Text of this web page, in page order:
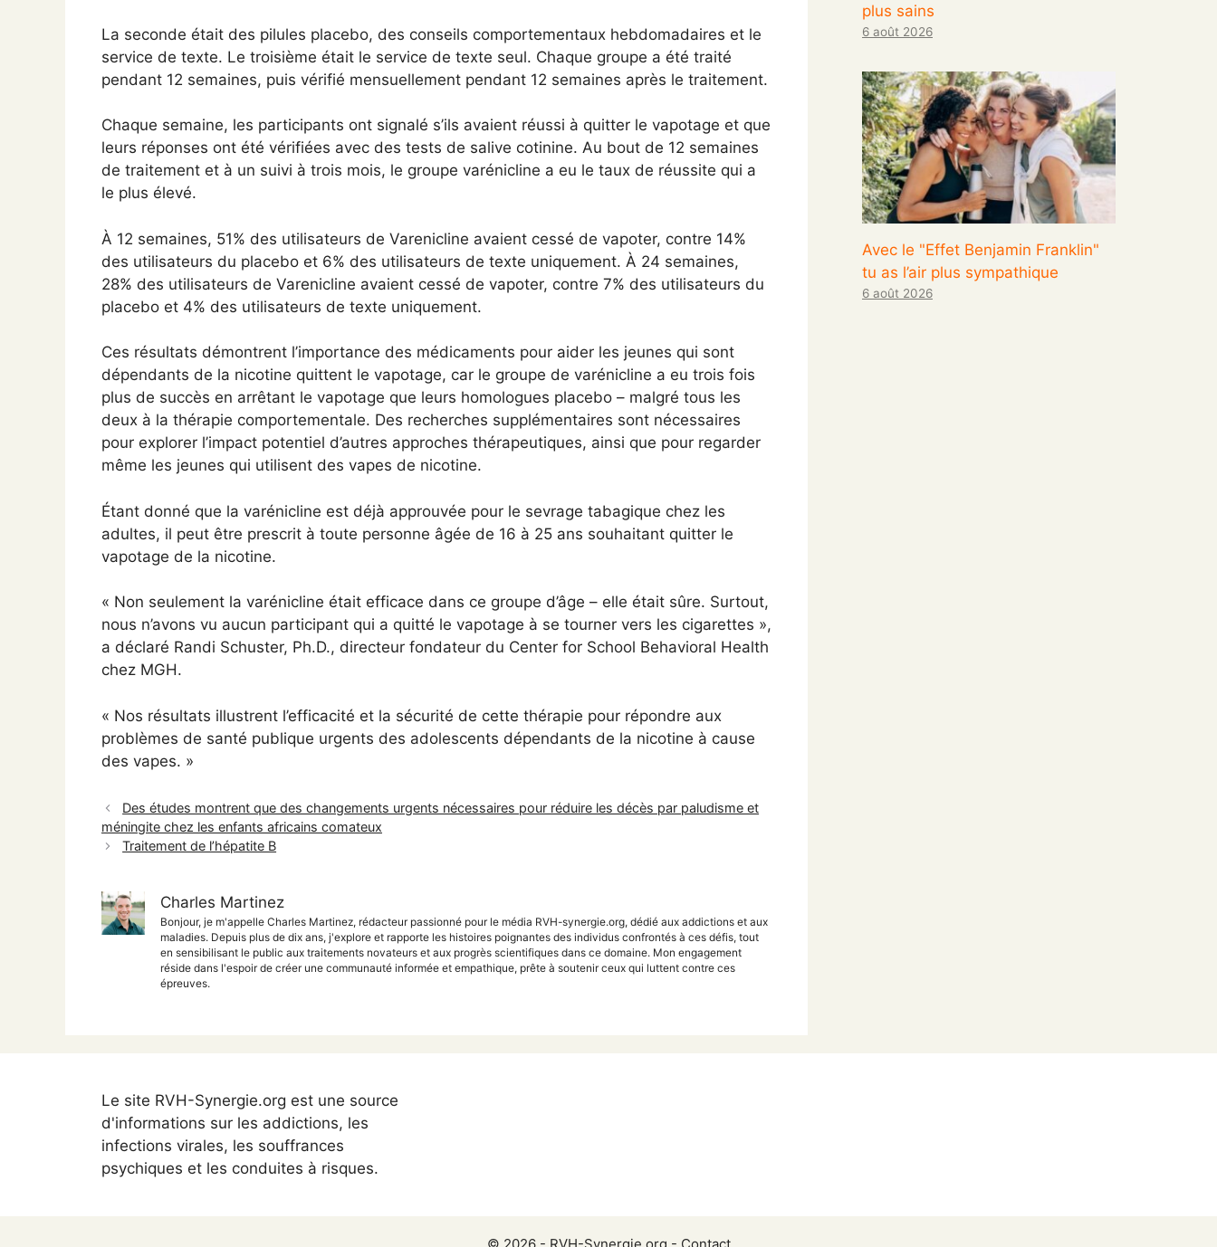
La seconde était des pilules placebo, des conseils comportementaux hebdomadaires et le
service de texte. Le troisième était le service de texte seul. Chaque groupe a été traité
pendant 12 semaines, puis vérifié mensuellement pendant 12 semaines après le traitement.
Chaque semaine, les participants ont signalé s’ils avaient réussi à quitter le vapotage et que
leurs réponses ont été vérifiées avec des tests de salive cotinine. Au bout de 12 semaines
de traitement et à un suivi à trois mois, le groupe varénicline a eu le taux de réussite qui a
le plus élevé.
À 12 semaines, 51% des utilisateurs de Varenicline avaient cessé de vapoter, contre 14%
des utilisateurs du placebo et 6% des utilisateurs de texte uniquement. À 24 semaines,
28% des utilisateurs de Varenicline avaient cessé de vapoter, contre 7% des utilisateurs du
placebo et 4% des utilisateurs de texte uniquement.
Ces résultats démontrent l’importance des médicaments pour aider les jeunes qui sont
dépendants de la nicotine quittent le vapotage, car le groupe de varénicline a eu trois fois
plus de succès en arrêtant le vapotage que leurs homologues placebo – malgré tous les
deux à la thérapie comportementale. Des recherches supplémentaires sont nécessaires
pour explorer l’impact potentiel d’autres approches thérapeutiques, ainsi que pour regarder
même les jeunes qui utilisent des vapes de nicotine.
Étant donné que la varénicline est déjà approuvée pour le sevrage tabagique chez les
adultes, il peut être prescrit à toute personne âgée de 16 à 25 ans souhaitant quitter le
vapotage de la nicotine.
« Non seulement la varénicline était efficace dans ce groupe d’âge – elle était sûre. Surtout,
nous n’avons vu aucun participant qui a quitté le vapotage à se tourner vers les cigarettes »,
a déclaré Randi Schuster, Ph.D., directeur fondateur du Center for School Behavioral Health
chez MGH.
« Nos résultats illustrent l’efficacité et la sécurité de cette thérapie pour répondre aux
problèmes de santé publique urgents des adolescents dépendants de la nicotine à cause
des vapes. »
Des études montrent que des changements urgents nécessaires pour réduire les décès par paludisme et
méningite chez les enfants africains comateux
Traitement de l’hépatite B
Charles Martinez
Bonjour, je m'appelle Charles Martinez, rédacteur passionné pour le média RVH-synergie.org, dédié aux addictions et aux
maladies. Depuis plus de dix ans, j'explore et rapporte les histoires poignantes des individus confrontés à ces défis, tout
en sensibilisant le public aux traitements novateurs et aux progrès scientifiques dans ce domaine. Mon engagement
réside dans l'espoir de créer une communauté informée et empathique, prête à soutenir ceux qui luttent contre ces
épreuves.
plus sains
6 août 2026
Avec le "Effet Benjamin Franklin"
tu as l’air plus sympathique
6 août 2026
Le site RVH-Synergie.org est une source
d'informations sur les addictions, les
infections virales, les souffrances
psychiques et les conduites à risques.